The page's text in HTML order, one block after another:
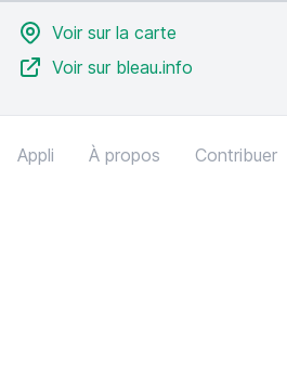
Voir sur la carte
Voir sur bleau.info
Appli À propos Contribuer